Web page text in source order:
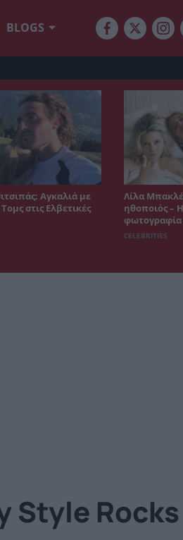
BLOGS
Αγκαλιά με
στις Ελβετικές
Λίλα
ηθοποιός –
φωτογραφία
CELEBRITIES
Style Rocks